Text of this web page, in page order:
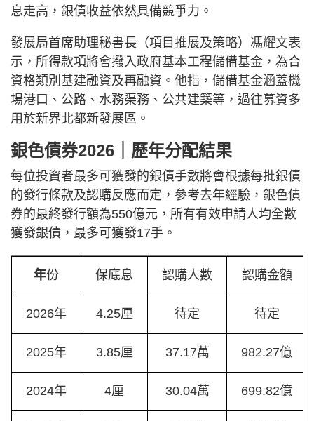
息走高，銀債收益依然具備競爭力。
發展局首席助理秘書長（項目推展及策略）馮耀文表
示，所得款項將會撥入政府基本工程儲備基金，為合
資格類別基建融資及再融資。他指，儲備基金涵蓋機
場港口、公路、水務渠務、公共建築等，過往募資多
用於新界北都新發展區。
銀色債券2026｜歷年分配結果
每位投資者最多可獲發的銀債手數將會根據每批銀債
的發行條款及認購反應而定，參考去年經驗，銀色債
券的最終發行額為550億元，所有有效申請人均全數
獲發銀債，最多可獲發17手。
年份 保底息 認購人數 認購金額
2026年 4.25厘 待定 待定
2025年 3.85厘 37.17萬 982.27億
2024年 4厘 30.04萬 699.82億